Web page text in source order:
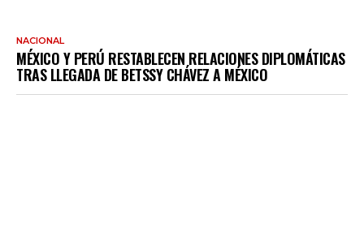
NACIONAL
MÉXICO Y PERÚ RESTABLECEN RELACIONES DIPLOMÁTICAS
TRAS LLEGADA DE BETSSY CHÁVEZ A MÉXICO